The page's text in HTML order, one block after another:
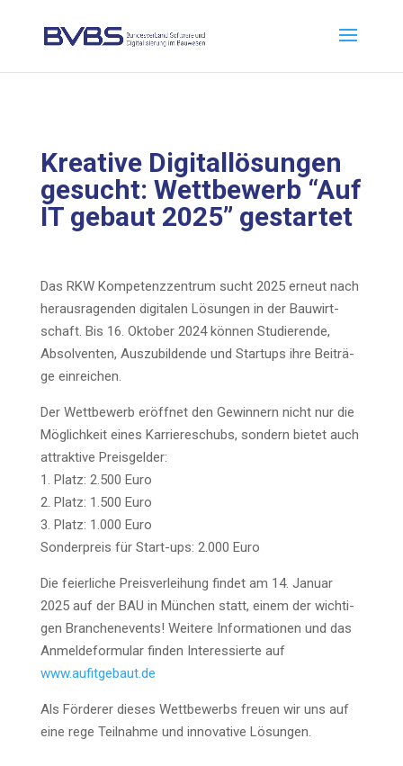
Krea­ti­ve Digi­tal­lö­sun­gen
gesucht: Wett­be­werb “Auf
IT gebaut 2025” gestartet
Das RKW Kom­pe­tenz­zen­trum sucht 2025 erneut nach
her­aus­ra­gen­den digi­ta­len Lösun­gen in der Bau­wirt­
schaft. Bis 16. Okto­ber 2024 kön­nen Stu­die­ren­de,
Absol­ven­ten, Aus­zu­bil­den­de und Start­ups ihre Bei­trä­
ge einreichen.
Der Wett­be­werb eröff­net den Gewin­nern nicht nur die
Mög­lich­keit eines Kar­rie­re­schubs, son­dern bie­tet auch
attrak­ti­ve Preis­gel­der:
1. Platz: 2.500 Euro
2. Platz: 1.500 Euro
3. Platz: 1.000 Euro
Son­der­preis für Start-ups: 2.000 Euro
Die fei­er­li­che Preis­ver­lei­hung fin­det am 14. Janu­ar
2025 auf der BAU in Mün­chen statt, einem der wich­ti­
gen Bran­chen­events! Wei­te­re Infor­ma­tio­nen und das
Anmel­de­for­mu­lar fin­den Inter­es­sier­te auf
www.aufitgebaut.de
Als För­de­rer die­ses Wett­be­werbs freu­en wir uns auf
eine rege Teil­nah­me und inno­va­ti­ve Lösungen.